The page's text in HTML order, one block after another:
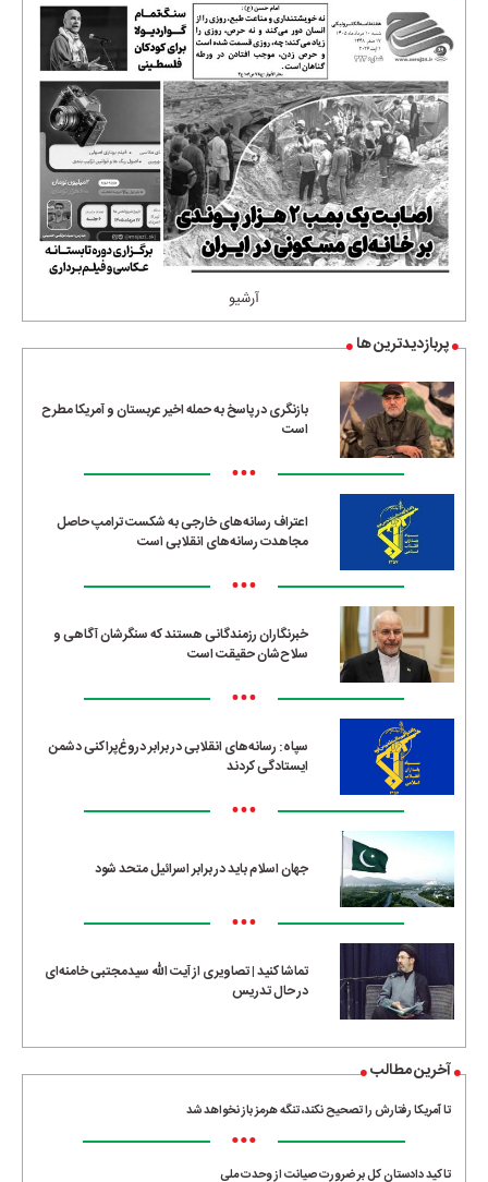
آرشیو
پربازدیدترین ها
بازنگری در پاسخ به حمله اخیر عربستان و آمریکا مطرح
است
•••
اعتراف رسانه‌های خارجی به شکست ترامپ حاصل
مجاهدت رسانه‌های انقلابی است
•••
خبرنگاران رزمندگانی هستند که سنگرشان آگاهی و
سلاح‌شان حقیقت است
•••
سپاه: رسانه‌های انقلابی در برابر دروغ‌پراکنی دشمن
ایستادگی کردند
•••
جهان اسلام باید در برابر اسرائیل متحد شود
•••
تماشا کنید | تصاویری از آیت الله سیدمجتبی خامنه‌ای
در حال تدریس
آخرین مطالب
تا آمریکا رفتارش را تصحیح نکند، تنگه هرمز باز نخواهد شد
•••
تاکید دادستان کل بر ضرورت صیانت از وحدت ملی